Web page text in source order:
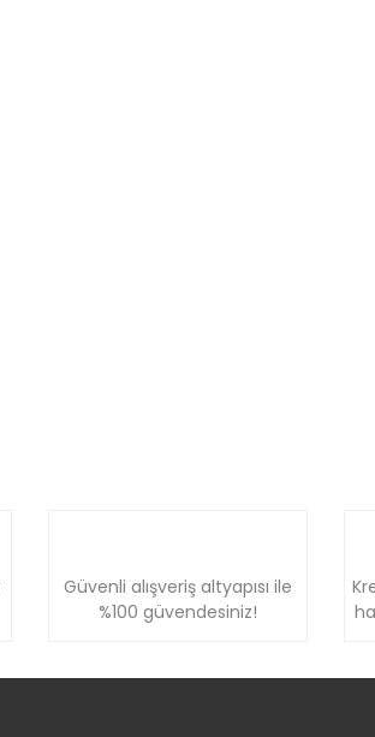
Güvenli alışveriş altyapısı ile
%100 güvendesiniz!